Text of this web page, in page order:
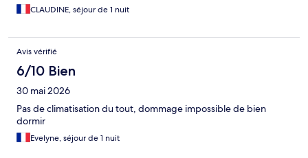
CLAUDINE, séjour de 1 nuit
Avis vérifié
6/10 Bien
30 mai 2026
Pas de climatisation du tout, dommage impossible de bien
dormir
Evelyne, séjour de 1 nuit